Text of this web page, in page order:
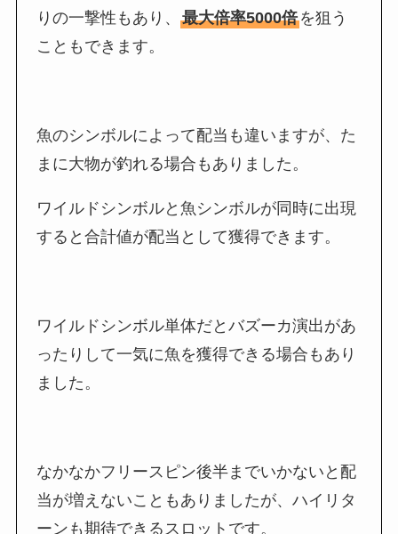
りの一撃性もあり、最大倍率5000倍を狙う
こともできます。
魚のシンボルによって配当も違いますが、た
まに大物が釣れる場合もありました。
ワイルドシンボルと魚シンボルが同時に出現
すると合計値が配当として獲得できます。
ワイルドシンボル単体だとバズーカ演出があ
ったりして一気に魚を獲得できる場合もあり
ました。
なかなかフリースピン後半までいかないと配
当が増えないこともありましたが、ハイリタ
ーンも期待できるスロットです。